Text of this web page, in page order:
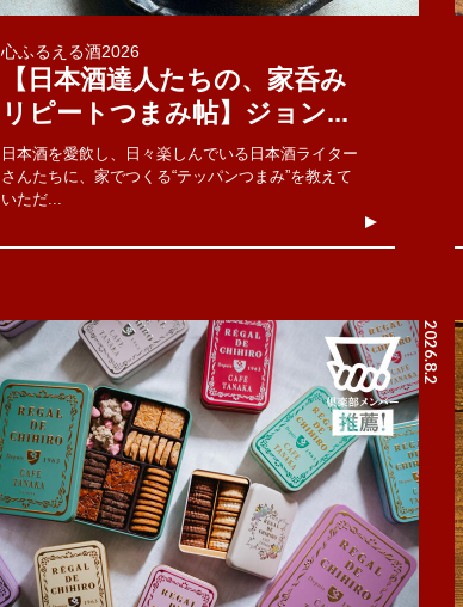
心ふるえる酒2026
【日本酒達人たちの、家呑み
リピートつまみ帖】ジョン...
日本酒を愛飲し、日々楽しんでいる日本酒ライター
さんたちに、家でつくる“テッパンつまみ”を教えて
いただ...
2026.8.2